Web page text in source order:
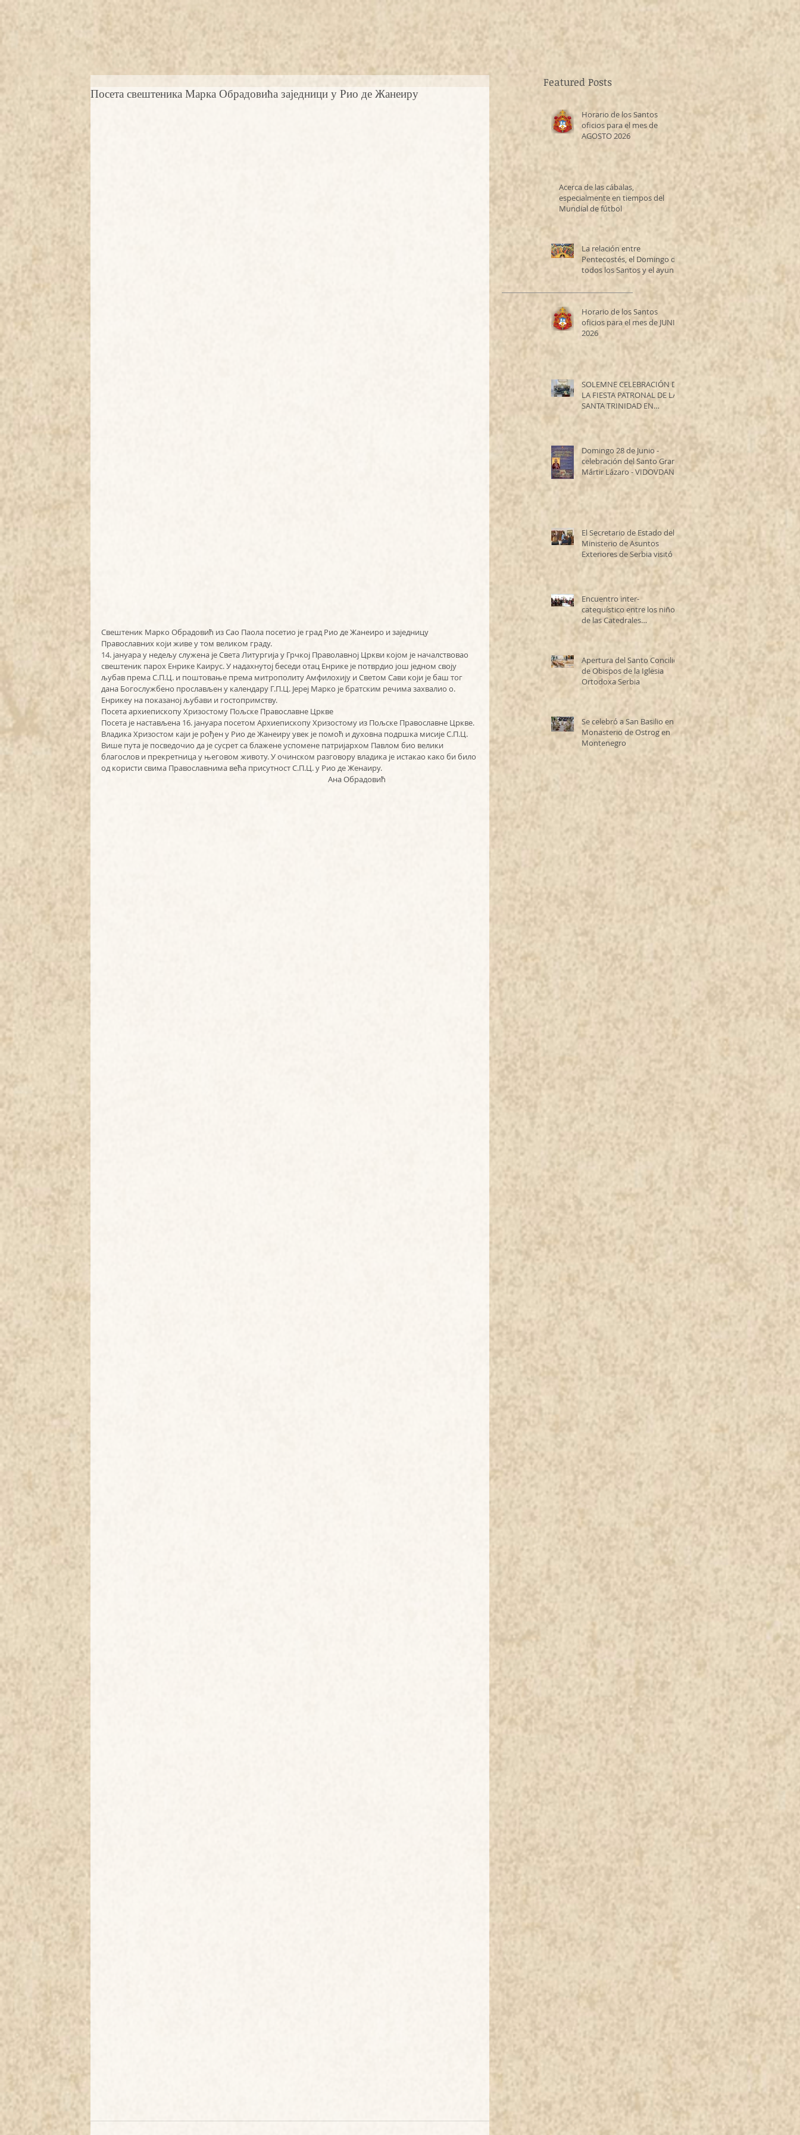
Посета свештеника Марка Обрадовића заједници у Рио де Жанеиру
Свештеник Марко Обрадовић из Сао Паола посетио је град Рио де Жанеиро и заједницу
Православних који живе у том великом граду.
14. јануара у недељу служена је Света Литургија у Грчкој Праволавној Цркви којом је началствовао
свештеник парох Енрике Каирус. У надахнутој беседи отац Енрике је потврдио још једном своју
љубав према С.П.Ц. и поштовање према митрополиту Амфилохију и Светом Сави који је баш тог
дана Богослужбено прослављен у календару Г.П.Ц. Јереј Марко је братским речима захвалио о.
Енрикеу на показаној љубави и гостопримству.
Посета архиепископу Хризостому Пољске Православне Цркве
Посета је настављена 16. јануара посетом Архиепископу Хризостому из Пољске Православне Цркве.
Владика Хризостом каји је рођен у Рио де Жанеиру увек је помоћ и духовна подршка мисије С.П.Ц.
Више пута је посведочио да је сусрет са блажене успомене патријархом Павлом био велики
благослов и прекретница у његовом животу. У очинском разговору владика је истакао како би било
од користи свима Православнима већа присутност С.П.Ц. у Рио де Женаиру.
                                                                                                                               Ана Обрадовић
Featured Posts
Horario de los Santos
oficios para el mes de
AGOSTO 2026
Acerca de las cábalas,
especialmente en tiempos del
Mundial de fútbol
La relación entre
Pentecostés, el Domingo de
todos los Santos y el ayuno
de los Santos Apóstoles
Horario de los Santos
oficios para el mes de JUNIO
2026
SOLEMNE CELEBRACIÓN DE
LA FIESTA PATRONAL DE LA
SANTA TRINIDAD EN
RESISTENCIA
Domingo 28 de Junio -
celebración del Santo Gran
Mártir Lázaro - VIDOVDAN
El Secretario de Estado del
Ministerio de Asuntos
Exteriores de Serbia visitó la
Catedral Ortodoxa Serbia
en Buenos Aires y habló con
Encuentro inter-
catequístico entre los niños
de las Catedrales
Antioqueña y Serbia
Apertura del Santo Concilio
de Obispos de la Iglesia
Ortodoxa Serbia
Se celebró a San Basilio en el
Monasterio de Ostrog en
Montenegro